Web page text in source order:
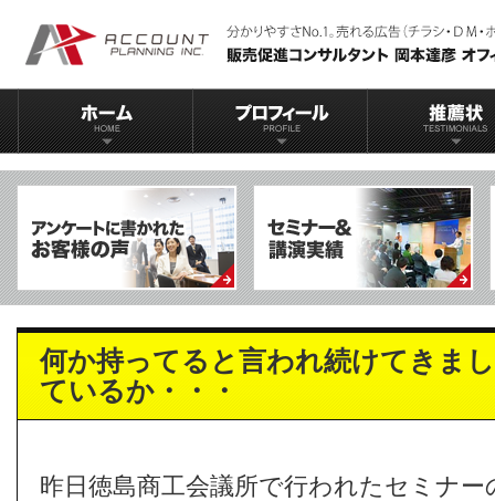
何か持ってると言われ続けてきま
ているか・・・
昨日徳島商工会議所で行われたセミナー